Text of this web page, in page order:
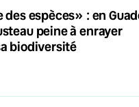
espèces» : en
peine à enrayer
biodiversité